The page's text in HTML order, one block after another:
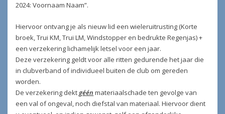
2024: Voornaam Naam”.
Hiervoor ontvang je als nieuw lid een wieleruitrusting (Korte
broek, Trui KM, Trui LM, Windstopper en bedrukte Regenjas) +
een verzekering lichamelijk letsel voor een jaar.
Deze verzekering geldt voor alle ritten gedurende het jaar die
in clubverband of individueel buiten de club om gereden
worden.
De verzekering dektgéén materiaalschade ten gevolge van
een val of ongeval, noch diefstal van materiaal. Hiervoor dient